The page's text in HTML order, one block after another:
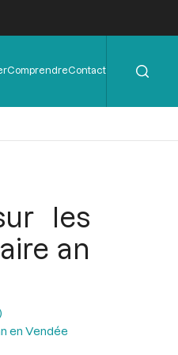
ComprendreContact
les
an
en Vendée